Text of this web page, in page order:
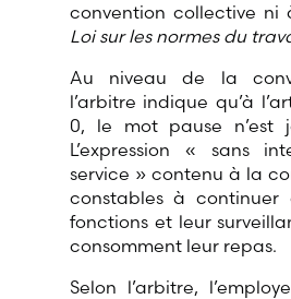
convention collective ni
Loi sur les normes du
Au niveau de la
l’arbitre indique qu’à
0, le mot pause n’est
L’expression « sans
service » contenu à la
constables à
fonctions et leur
consomment leur repas.
Selon l’arbitre,